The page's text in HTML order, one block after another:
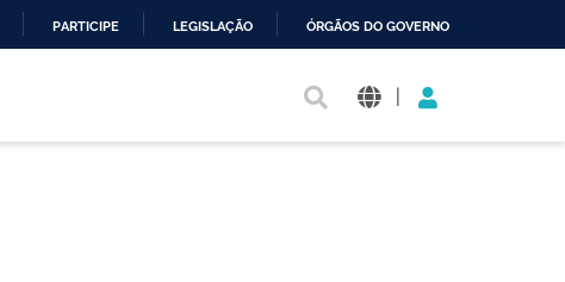
PARTICIPE LEGISLAÇÃO ÓRGÃOS DO GOVERNO
|